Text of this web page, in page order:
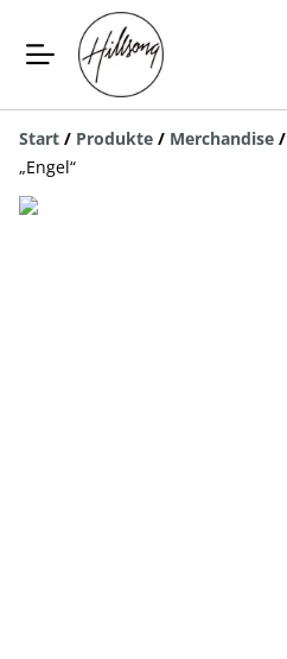
Start / Produkte / Merchandise /
„Engel“